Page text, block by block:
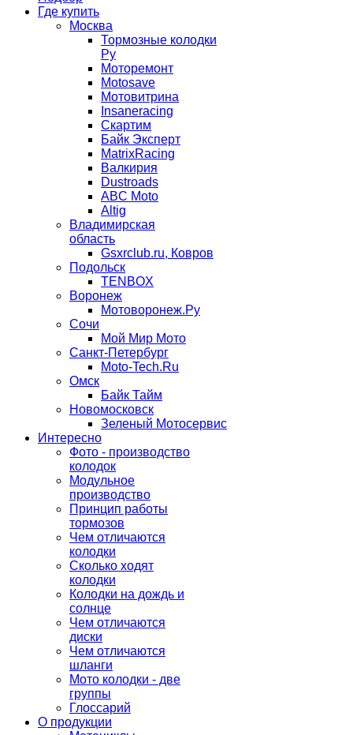
Где купить
Москва
Тормозные колодки
Ру
Моторемонт
Motosave
Мотовитрина
Insaneracing
Скартим
Байк Эксперт
MatrixRacing
Валкирия
Dustroads
ABC Moto
Altig
Владимирская
область
Gsxrclub.ru, Ковров
Подольск
TENBOX
Воронеж
Мотоворонеж.Ру
Сочи
Мой Мир Мото
Санкт-Петербург
Moto-Tech.Ru
Омск
Байк Тайм
Новомосковск
Зеленый Мотосервис
Интересно
Фото - производство
колодок
Модульное
производство
Принцип работы
тормозов
Чем отличаются
колодки
Сколько ходят
колодки
Колодки на дождь и
солнце
Чем отличаются
диски
Чем отличаются
шланги
Мото колодки - две
группы
Глоссарий
О продукции